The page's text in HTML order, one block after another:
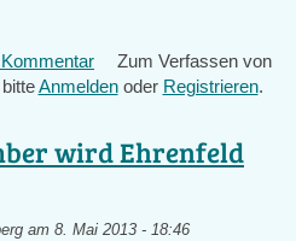
Zum Verfassen von
Anmeldenoder Registrieren.
wird Ehrenfeld
am 8. Mai 2013 - 18:46